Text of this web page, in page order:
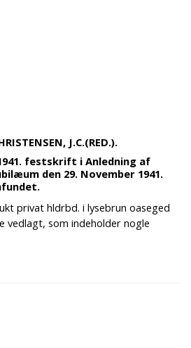
J.C.(RED.).
festskrift i Anledning af
den 29. November 1941.
privat hldrbd. i lysebrun oaseged
vedlagt, som indeholder nogle